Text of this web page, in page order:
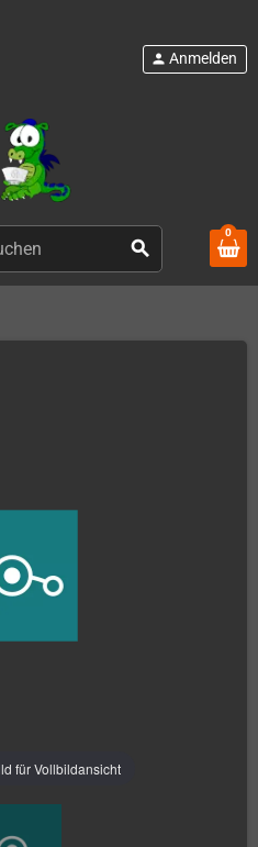
search
person Anmelden
0
für Vollbildansicht